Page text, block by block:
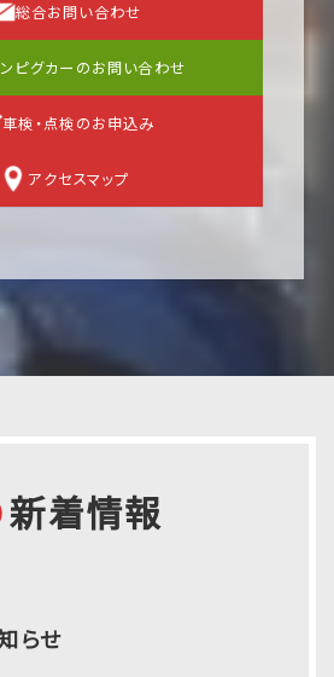
総合お問い合わせ
ピグカーのお問い合わせ
車検・点検のお申込み
アクセスマップ
新着情報
らせ